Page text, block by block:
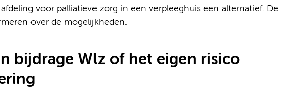
voor palliatieve zorg in een verpleeghuis een alternatief. De
over de mogelijkheden.
bijdrage Wlz of het eigen risico